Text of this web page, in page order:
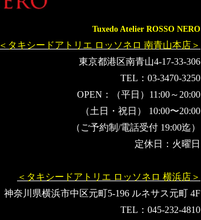
Tuxedo Atelier ROSSO NERO
＜タキシードアトリエ ロッソネロ 南青山本店＞
東京都港区南青山4-17-33-306
TEL：03-3470-3250
OPEN：（平日）11:00～20:00
（土日・祝日） 10:00〜20:00
（ご予約制/電話受付 19:00迄）
定休日：火曜日
＜タキシードアトリエ ロッソネロ 横浜店＞
神奈川県横浜市中区元町5-196 ルネサス元町 4F
TEL：045-232-4810